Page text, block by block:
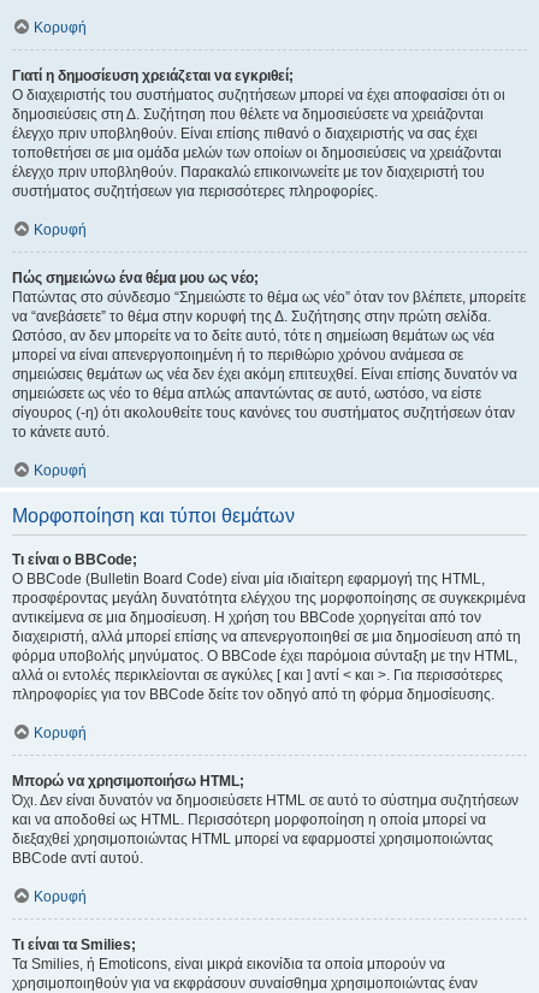
Κορυφή
Γιατί η δημοσίευση χρειάζεται να εγκριθεί;
Ο διαχειριστής του συστήματος συζητήσεων μπορεί να έχει αποφασίσει ότι οι
δημοσιεύσεις στη Δ. Συζήτηση που θέλετε να δημοσιεύσετε να χρειάζονται
έλεγχο πριν υποβληθούν. Είναι επίσης πιθανό ο διαχειριστής να σας έχει
τοποθετήσει σε μια ομάδα μελών των οποίων οι δημοσιεύσεις να χρειάζονται
έλεγχο πριν υποβληθούν. Παρακαλώ επικοινωνείτε με τον διαχειριστή του
συστήματος συζητήσεων για περισσότερες πληροφορίες.
Κορυφή
Πώς σημειώνω ένα θέμα μου ως νέο;
Πατώντας στο σύνδεσμο “Σημειώστε το θέμα ως νέο” όταν τον βλέπετε, μπορείτε
να “ανεβάσετε” το θέμα στην κορυφή της Δ. Συζήτησης στην πρώτη σελίδα.
Ωστόσο, αν δεν μπορείτε να το δείτε αυτό, τότε η σημείωση θεμάτων ως νέα
μπορεί να είναι απενεργοποιημένη ή το περιθώριο χρόνου ανάμεσα σε
σημειώσεις θεμάτων ως νέα δεν έχει ακόμη επιτευχθεί. Είναι επίσης δυνατόν να
σημειώσετε ως νέο το θέμα απλώς απαντώντας σε αυτό, ωστόσο, να είστε
σίγουρος (-η) ότι ακολουθείτε τους κανόνες του συστήματος συζητήσεων όταν
το κάνετε αυτό.
Κορυφή
Μορφοποίηση και τύποι θεμάτων
Τι είναι ο BBCode;
Ο BBCode (Bulletin Board Code) είναι μία ιδιαίτερη εφαρμογή της HTML,
προσφέροντας μεγάλη δυνατότητα ελέγχου της μορφοποίησης σε συγκεκριμένα
αντικείμενα σε μια δημοσίευση. Η χρήση του BBCode χορηγείται από τον
διαχειριστή, αλλά μπορεί επίσης να απενεργοποιηθεί σε μια δημοσίευση από τη
φόρμα υποβολής μηνύματος. Ο BBCode έχει παρόμοια σύνταξη με την HTML,
αλλά οι εντολές περικλείονται σε αγκύλες [ και ] αντί < και >. Για περισσότερες
πληροφορίες για τον BBCode δείτε τον οδηγό από τη φόρμα δημοσίευσης.
Κορυφή
Μπορώ να χρησιμοποιήσω HTML;
Όχι. Δεν είναι δυνατόν να δημοσιεύσετε HTML σε αυτό το σύστημα συζητήσεων
και να αποδοθεί ως HTML. Περισσότερη μορφοποίηση η οποία μπορεί να
διεξαχθεί χρησιμοποιώντας HTML μπορεί να εφαρμοστεί χρησιμοποιώντας
BBCode αντί αυτού.
Κορυφή
Τι είναι τα Smilies;
Τα Smilies, ή Emoticons, είναι μικρά εικονίδια τα οποία μπορούν να
χρησιμοποιηθούν για να εκφράσουν συναίσθημα χρησιμοποιώντας έναν